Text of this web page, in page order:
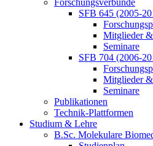
Forschungsverbünde
SFB 645 (2005-
Mitglieder
Seminare
SFB 704 (2006-
Mitglieder
Seminare
Publikationen
Technik-Plattformen
Studium & Lehre
B.Sc. Molekulare